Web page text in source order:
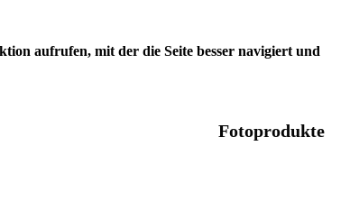
aufrufen, mit der die Seite besser navigiert und
Fotoprodukte